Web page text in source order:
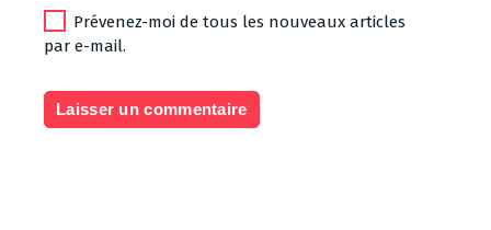
Prévenez-moi de tous les nouveaux articles
par e-mail.